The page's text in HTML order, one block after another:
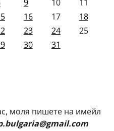
9 10
11
16 17
18
23 24
25
30 31
моля пишете на имейл